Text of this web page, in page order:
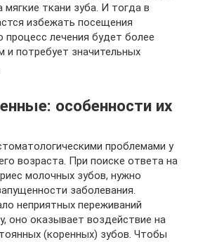
мягкие ткани зуба. И тогда в
избежать посещения
процесс лечения будет более
и потребует значительных
особенности их
проблемами у
возраста. При поиске ответа на
молочных зубов, нужно
заболевания.
неприятных переживаний
оно оказывает воздействие на
(коренных) зубов. Чтобы